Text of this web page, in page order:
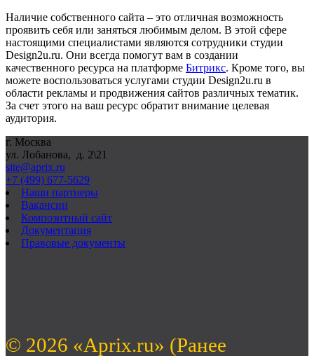
Наличие собственного сайта – это отличная возможность
проявить себя или заняться любимым делом. В этой сфере
настоящими специалистами являются сотрудники студии
Design2u.ru. Они всегда помогут вам в создании
качественного ресурса на платформе Битрикс. Кроме того, вы
можете воспользоваться услугами студии Design2u.ru в
области рекламы и продвижения сайтов различных тематик.
За счет этого на ваш ресурс обратит внимание целевая
аудитория.
г. Москва
ул. Лобанова, д. 2\21
site@aprix.ru
+7 (499) 677-5629
Наши партнеры
Вакансии
Композитный сайт
Документация
Правовые документы
© 2026 «Aprix.ru» (Ранее